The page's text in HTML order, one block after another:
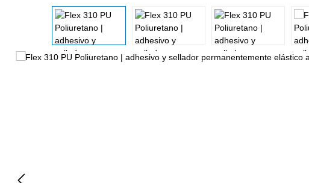
Omitir galería de imágenes